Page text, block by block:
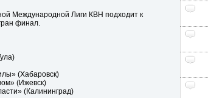
Международной Лиги КВН подходит к
финал.
(Хабаровск)
(Ижевск)
(Калининград)